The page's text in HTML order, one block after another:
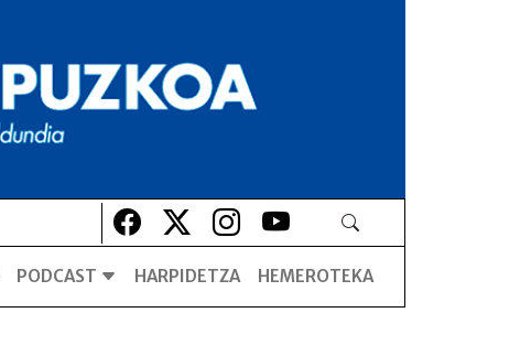
Lehio berrian irekiko da
Lehio berrian irekiko da
Lehio berrian irekiko da
Lehio berrian irekiko da
PODCAST HARPIDETZA HEMEROTEKA